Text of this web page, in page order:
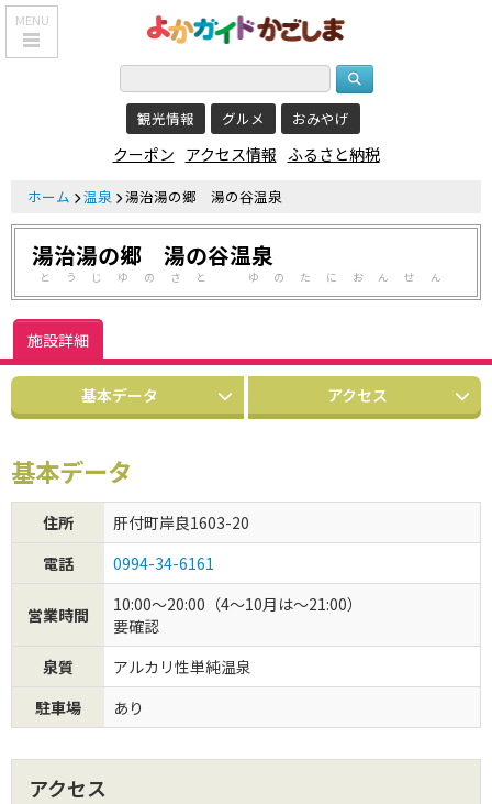
MENU
鹿児島基本情報
食べる・飲む
おみやげを買う
温泉
初めてご利用の方
クーポンご利用について
観光情報 グルメ おみやげ
クーポン アクセス情報 ふるさと納税
ホーム 温泉 湯治湯の郷 湯の谷温泉
湯治湯の郷 湯の谷温泉
とうじゆのさと ゆのたにおんせん
施設詳細
基本データ アクセス
基本データ
住所
肝付町岸良1603-20
電話
0994-34-6161
営業時間
10:00～20:00（4～10月は～21:00）
要確認
泉質
アルカリ性単純温泉
駐車場
あり
アクセス